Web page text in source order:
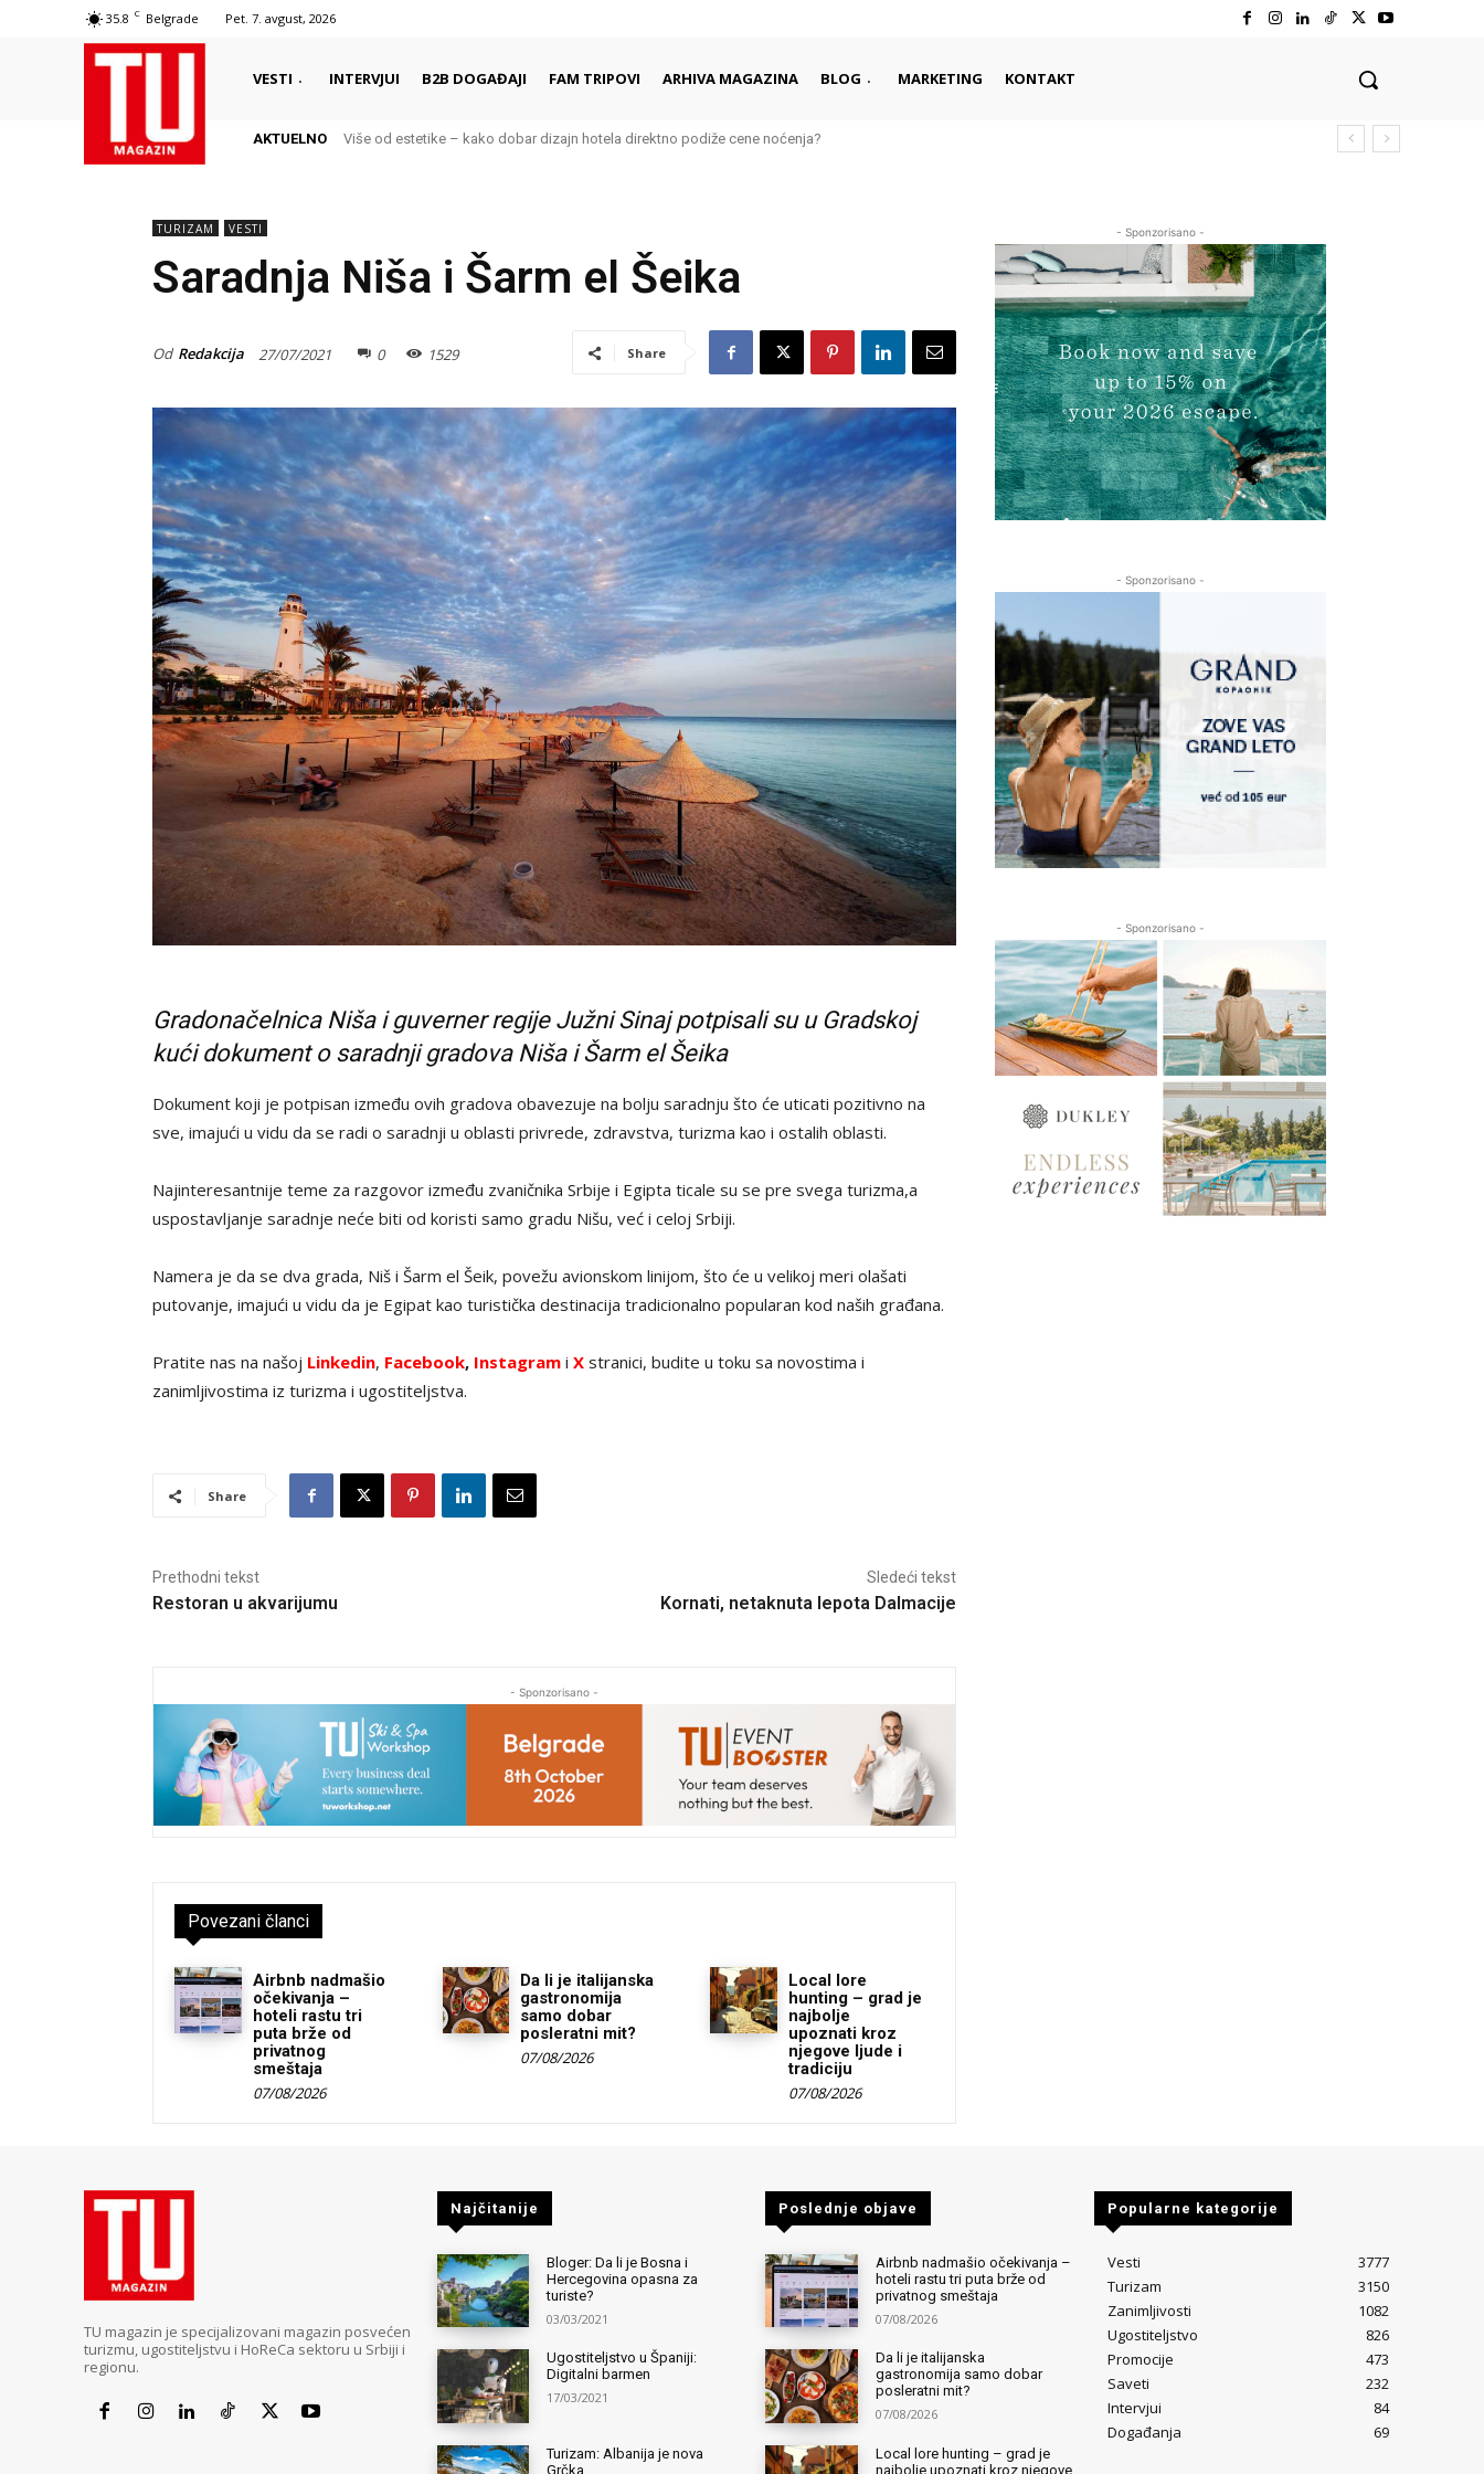
35.8 C Belgrade Pet. 7. avgust, 2026
VESTI INTERVJUI B2B DOGAĐAJI FAM TRIPOVI ARHIVA MAGAZINA BLOG MARKETING KONTAKT
AKTUELNO Više od estetike – kako dobar dizajn hotela direktno podiže cene noćenja?
TURIZAM VESTI
Saradnja Niša i Šarm el Šeika
Od Redakcija 27/07/2021 0 1529 Share
Gradonačelnica Niša i guverner regije Južni Sinaj potpisali su u Gradskoj
kući dokument o saradnji gradova Niša i Šarm el Šeika
Dokument koji je potpisan između ovih gradova obavezuje na bolju saradnju što će uticati pozitivno na
sve, imajući u vidu da se radi o saradnji u oblasti privrede, zdravstva, turizma kao i ostalih oblasti.
Najinteresantnije teme za razgovor između zvaničnika Srbije i Egipta ticale su se pre svega turizma,a
uspostavljanje saradnje neće biti od koristi samo gradu Nišu, već i celoj Srbiji.
Namera je da se dva grada, Niš i Šarm el Šeik, povežu avionskom linijom, što će u velikoj meri olašati
putovanje, imajući u vidu da je Egipat kao turistička destinacija tradicionalno popularan kod naših građana.
Pratite nas na našoj Linkedin, Facebook, Instagram i X stranici, budite u toku sa novostima i
zanimljivostima iz turizma i ugostiteljstva.
Share
Prethodni tekst
Restoran u akvarijumu
Sledeći tekst
Kornati, netaknuta lepota Dalmacije
- Sponzorisano -
Povezani članci
Airbnb nadmašio
očekivanja –
hoteli rastu tri
puta brže od
privatnog
smeštaja
07/08/2026
Da li je italijanska
gastronomija
samo dobar
posleratni mit?
07/08/2026
Local lore
hunting – grad je
najbolje
upoznati kroz
njegove ljude i
tradiciju
07/08/2026
- Sponzorisano -
- Sponzorisano -
- Sponzorisano -
TU magazin je specijalizovani magazin posvećen
turizmu, ugostiteljstvu i HoReCa sektoru u Srbiji i
regionu.
Najčitanije
Bloger: Da li je Bosna i
Hercegovina opasna za
turiste?
03/03/2021
Ugostiteljstvo u Španiji:
Digitalni barmen
17/03/2021
Turizam: Albanija je nova
Grčka
Poslednje objave
Airbnb nadmašio očekivanja –
hoteli rastu tri puta brže od
privatnog smeštaja
07/08/2026
Da li je italijanska
gastronomija samo dobar
posleratni mit?
07/08/2026
Local lore hunting – grad je
najbolje upoznati kroz njegove
Popularne kategorije
Vesti
3777
Turizam
3150
Zanimljivosti
1082
Ugostiteljstvo
826
Promocije
473
Saveti
232
Intervjui
84
Događanja
69